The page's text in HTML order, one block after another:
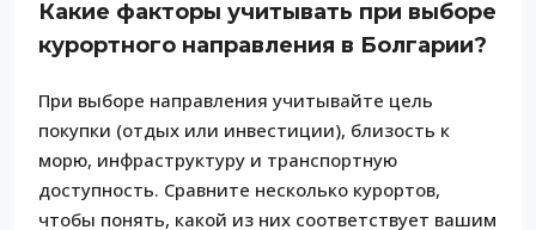
Какие факторы учитывать при выборе
курортного направления в Болгарии?
При выборе направления учитывайте цель
покупки (отдых или инвестиции), близость к
морю, инфраструктуру и транспортную
доступность. Сравните несколько курортов,
чтобы понять, какой из них соответствует вашим